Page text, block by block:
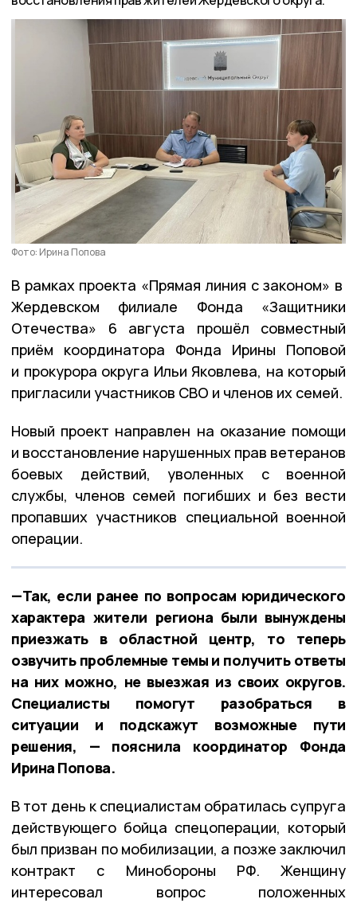
Фото: Ирина Попова
В рамках проекта «Прямая линия с законом» в
Жердевском филиале Фонда «Защитники
Отечества» 6 августа прошёл совместный
приём координатора Фонда Ирины Поповой
и прокурора округа Ильи Яковлева, на который
пригласили участников СВО и членов их семей.
Новый проект направлен на оказание помощи
и восстановление нарушенных прав ветеранов
боевых действий, уволенных с военной
службы, членов семей погибших и без вести
пропавших участников специальной военной
операции.
—Так, если ранее по вопросам юридического
характера жители региона были вынуждены
приезжать в областной центр, то теперь
озвучить проблемные темы и получить ответы
на них можно, не выезжая из своих округов.
Специалисты помогут разобраться в
ситуации и подскажут возможные пути
решения, — пояснила координатор Фонда
Ирина Попова.
В тот день к специалистам обратилась супруга
действующего бойца спецоперации, который
был призван по мобилизации, а позже заключил
контракт с Минобороны РФ. Женщину
интересовал вопрос положенных